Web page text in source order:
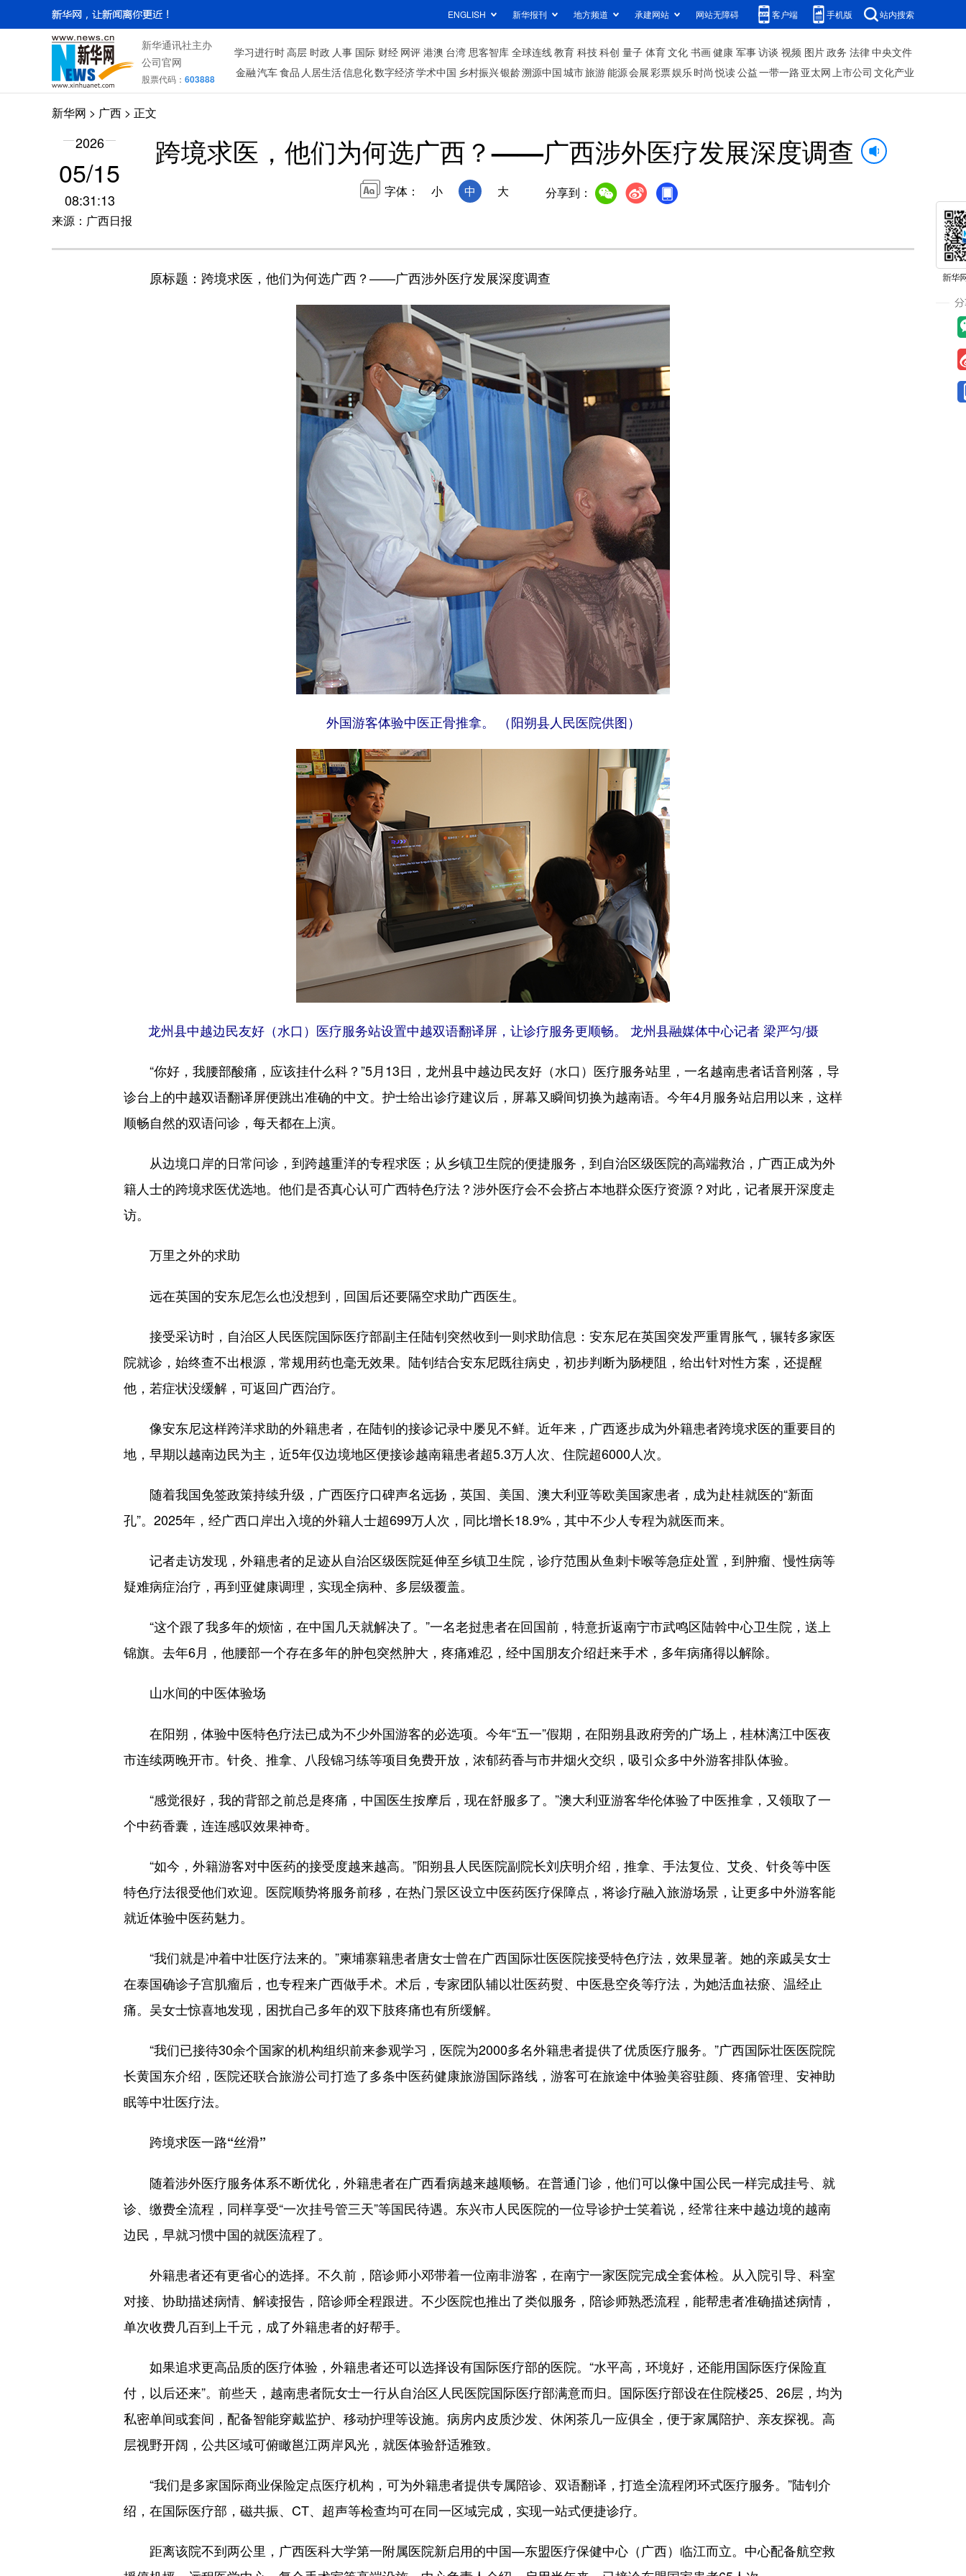
ENGLISH 新华报刊 地方频道 承建网站 网站无障碍 客户端 手机版 站内搜索
新华通讯社主办
公司官网
股票代码： 603888
学习进行时高层 时政 人事 国际 财经 网评 港澳 台湾 思客智库 全球连线教育 科技科创 量子 体育文化 书画健康 军事访谈 视频 图片政务 法律中央文件
金融汽车食品 人居生活信息化数字经济学术中国 乡村振兴银龄溯源中国城市旅游能源会展彩票娱乐时尚 悦读公益一带一路 亚太网上市公司 文化产业
新华网 > 广西 > 正文
2026
05/15
08:31:13
来源：广西日报
跨境求医，他们为何选广西？——广西涉外医疗发展深度调查
字体： 小 中 大 分享到：
原标题：跨境求医，他们为何选广西？——广西涉外医疗发展深度调查
外国游客体验中医正骨推拿。 （阳朔县人民医院供图）
龙州县中越边民友好（水口）医疗服务站设置中越双语翻译屏，让诊疗服务更顺畅。 龙州县融媒体中心记者 梁严匀/摄
“你好，我腰部酸痛，应该挂什么科？”5月13日，龙州县中越边民友好（水口）医疗服务站里，一名越南患者话音刚落，导
诊台上的中越双语翻译屏便跳出准确的中文。护士给出诊疗建议后，屏幕又瞬间切换为越南语。今年4月服务站启用以来，这样
顺畅自然的双语问诊，每天都在上演。
从边境口岸的日常问诊，到跨越重洋的专程求医；从乡镇卫生院的便捷服务，到自治区级医院的高端救治，广西正成为外
籍人士的跨境求医优选地。他们是否真心认可广西特色疗法？涉外医疗会不会挤占本地群众医疗资源？对此，记者展开深度走
访。
万里之外的求助
远在英国的安东尼怎么也没想到，回国后还要隔空求助广西医生。
接受采访时，自治区人民医院国际医疗部副主任陆钊突然收到一则求助信息：安东尼在英国突发严重胃胀气，辗转多家医
院就诊，始终查不出根源，常规用药也毫无效果。陆钊结合安东尼既往病史，初步判断为肠梗阻，给出针对性方案，还提醒
他，若症状没缓解，可返回广西治疗。
像安东尼这样跨洋求助的外籍患者，在陆钊的接诊记录中屡见不鲜。近年来，广西逐步成为外籍患者跨境求医的重要目的
地，早期以越南边民为主，近5年仅边境地区便接诊越南籍患者超5.3万人次、住院超6000人次。
随着我国免签政策持续升级，广西医疗口碑声名远扬，英国、美国、澳大利亚等欧美国家患者，成为赴桂就医的“新面
孔”。2025年，经广西口岸出入境的外籍人士超699万人次，同比增长18.9%，其中不少人专程为就医而来。
记者走访发现，外籍患者的足迹从自治区级医院延伸至乡镇卫生院，诊疗范围从鱼刺卡喉等急症处置，到肿瘤、慢性病等
疑难病症治疗，再到亚健康调理，实现全病种、多层级覆盖。
“这个跟了我多年的烦恼，在中国几天就解决了。”一名老挝患者在回国前，特意折返南宁市武鸣区陆斡中心卫生院，送上
锦旗。去年6月，他腰部一个存在多年的肿包突然肿大，疼痛难忍，经中国朋友介绍赶来手术，多年病痛得以解除。
山水间的中医体验场
在阳朔，体验中医特色疗法已成为不少外国游客的必选项。今年“五一”假期，在阳朔县政府旁的广场上，桂林漓江中医夜
市连续两晚开市。针灸、推拿、八段锦习练等项目免费开放，浓郁药香与市井烟火交织，吸引众多中外游客排队体验。
“感觉很好，我的背部之前总是疼痛，中国医生按摩后，现在舒服多了。”澳大利亚游客华伦体验了中医推拿，又领取了一
个中药香囊，连连感叹效果神奇。
“如今，外籍游客对中医药的接受度越来越高。”阳朔县人民医院副院长刘庆明介绍，推拿、手法复位、艾灸、针灸等中医
特色疗法很受他们欢迎。医院顺势将服务前移，在热门景区设立中医药医疗保障点，将诊疗融入旅游场景，让更多中外游客能
就近体验中医药魅力。
“我们就是冲着中壮医疗法来的。”柬埔寨籍患者唐女士曾在广西国际壮医医院接受特色疗法，效果显著。她的亲戚吴女士
在泰国确诊子宫肌瘤后，也专程来广西做手术。术后，专家团队辅以壮医药熨、中医悬空灸等疗法，为她活血祛瘀、温经止
痛。吴女士惊喜地发现，困扰自己多年的双下肢疼痛也有所缓解。
“我们已接待30余个国家的机构组织前来参观学习，医院为2000多名外籍患者提供了优质医疗服务。”广西国际壮医医院院
长黄国东介绍，医院还联合旅游公司打造了多条中医药健康旅游国际路线，游客可在旅途中体验美容驻颜、疼痛管理、安神助
眠等中壮医疗法。
跨境求医一路“丝滑”
随着涉外医疗服务体系不断优化，外籍患者在广西看病越来越顺畅。在普通门诊，他们可以像中国公民一样完成挂号、就
诊、缴费全流程，同样享受“一次挂号管三天”等国民待遇。东兴市人民医院的一位导诊护士笑着说，经常往来中越边境的越南
边民，早就习惯中国的就医流程了。
外籍患者还有更省心的选择。不久前，陪诊师小邓带着一位南非游客，在南宁一家医院完成全套体检。从入院引导、科室
对接、协助描述病情、解读报告，陪诊师全程跟进。不少医院也推出了类似服务，陪诊师熟悉流程，能帮患者准确描述病情，
单次收费几百到上千元，成了外籍患者的好帮手。
如果追求更高品质的医疗体验，外籍患者还可以选择设有国际医疗部的医院。“水平高，环境好，还能用国际医疗保险直
付，以后还来”。前些天，越南患者阮女士一行从自治区人民医院国际医疗部满意而归。国际医疗部设在住院楼25、26层，均为
私密单间或套间，配备智能穿戴监护、移动护理等设施。病房内皮质沙发、休闲茶几一应俱全，便于家属陪护、亲友探视。高
层视野开阔，公共区域可俯瞰邕江两岸风光，就医体验舒适雅致。
“我们是多家国际商业保险定点医疗机构，可为外籍患者提供专属陪诊、双语翻译，打造全流程闭环式医疗服务。”陆钊介
绍，在国际医疗部，磁共振、CT、超声等检查均可在同一区域完成，实现一站式便捷诊疗。
距离该院不到两公里，广西医科大学第一附属医院新启用的中国—东盟医疗保健中心（广西）临江而立。中心配备航空救